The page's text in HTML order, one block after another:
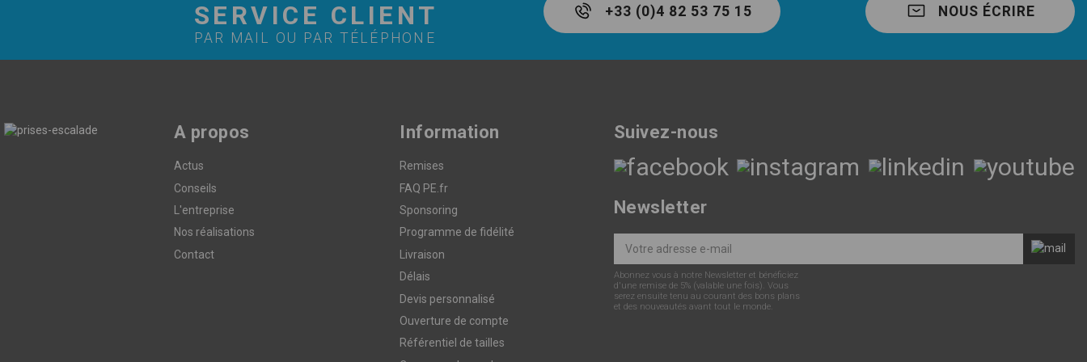
SERVICE CLIENT
PAR MAIL OU PAR TÉLÉPHONE
+33 (0)4 82 53 75 15 NOUS ÉCRIRE
A propos
Actus
Conseils
L'entreprise
Nos réalisations
Contact
Information
Remises
FAQ PE.fr
Sponsoring
Programme de fidélité
Livraison
Délais
Devis personnalisé
Ouverture de compte
Référentiel de tailles
Suivez-nous
Newsletter
Abonnez vous à notre Newsletter et bénéficiez
d'une remise de 5% (valable une fois). Vous
serez ensuite tenu au courant des bons plans
et des nouveautés avant tout le monde.